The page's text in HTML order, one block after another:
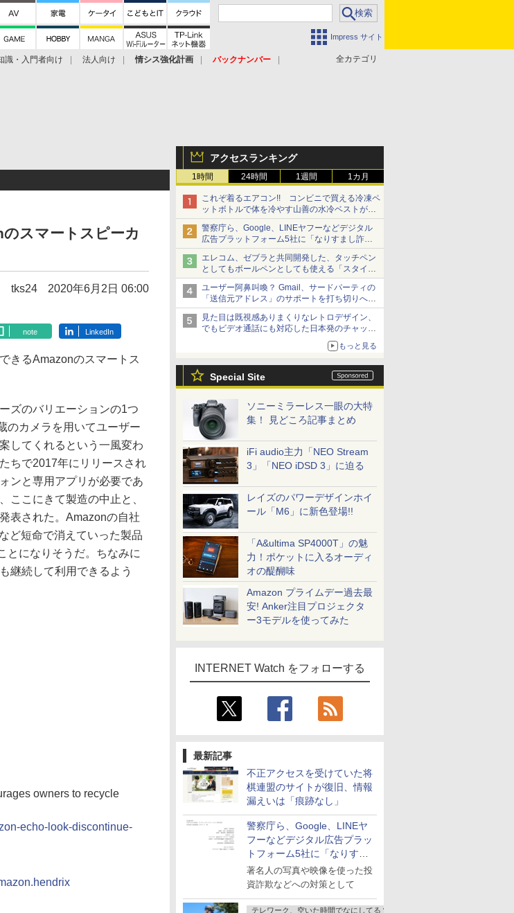
Impress サイト
全カテゴリ
識・入門者向け 法人向け 情シス強化計画
バックナンバー
アクセスランキング
1時間 24時間 1週間 1カ月
これぞ着るエアコン!! コンビニで買える冷凍ペ
ットボトルで体を冷やす山善の水冷ベストがロ
ードバイクにちょうどいい【ぼっち・ざ・ろー
ど！その14】【空いた時間でなにしてる？】
警察庁ら、Google、LINEヤフーなどデジタル
広告プラットフォーム5社に「なりすまし詐欺
広告」対策強化を要請 著名人の写真や映像を
使った投資詐欺などへの対策として
エレコム、ゼブラと共同開発した、タッチペン
としてもボールペンとしても使える「スタイラ
スツーウェイ」発売 iPadにも紙にも、持ち替
えずに書き込める
ユーザー阿鼻叫喚？ Gmail、サードパーティの
「送信元アドレス」のサポートを打ち切りへ
【やじうまWatch】
見た目は既視感ありまくりなレトロデザイン、
でもビデオ通話にも対応した日本発のチャット
もっと見る
Special Site
ソニーミラーレス一眼の大特
集！ 見どころ記事まとめ
iFi audio主力「NEO Stream
3」「NEO iDSD 3」に迫る
レイズのパワーデザインホイ
ール「M6」に新色登場!!
「A&ultima SP4000T」の魅
力！ポケットに入るオーディ
オの醍醐味
Amazon プライムデー過去最
安! Anker注目プロジェクタ
ー3モデルを使ってみた
INTERNET Watch をフォローする
最新記事
不正アクセスを受けていた将
棋連盟のサイトが復旧、情報
漏えいは「痕跡なし」
警察庁ら、Google、LINEヤ
フーなどデジタル広告プラッ
トフォーム5社に「なりすま
し詐欺広告」対策強化を要請
著名人の写真や映像を使った投
資詐欺などへの対策として
テレワーク、空いた時間でなにしてる？
スマートスピーカ
tks24 2020年6月2日 06:00
note LinkedIn
きるAmazonのスマートス
ズのバリエーションの1つ
のカメラを用いてユーザー
してくれるという一風変わ
ちで2017年にリリースされ
ンと専用アプリが必要であ
ここにきて製造の中止と、
表された。Amazonの自社
ど短命で消えていった製品
とになりそうだ。ちなみに
継続して利用できるよう
owners to recycle
echo-look-discontinue-